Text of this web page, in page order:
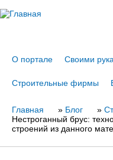
О портале Своими
Строительные фирмы
Вы
здесь
Главная » Блог »
Нестроганный брус:
строений из данного